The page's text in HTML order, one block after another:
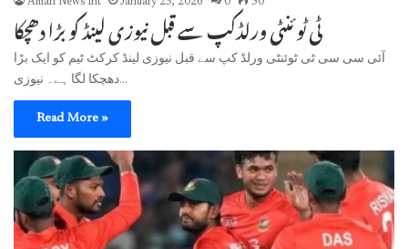
ٹی ٹوئنٹی ورلڈکپ سے قبل نیوزی لینڈ کو بڑا دھچکا
آئی سی سی ٹی ٹوئنٹی ورلڈ کپ سے قبل نیوزی لینڈ کرکٹ ٹیم کو ایک بڑا
دھچکا لگا ہے۔ نیوزی…
Read More »